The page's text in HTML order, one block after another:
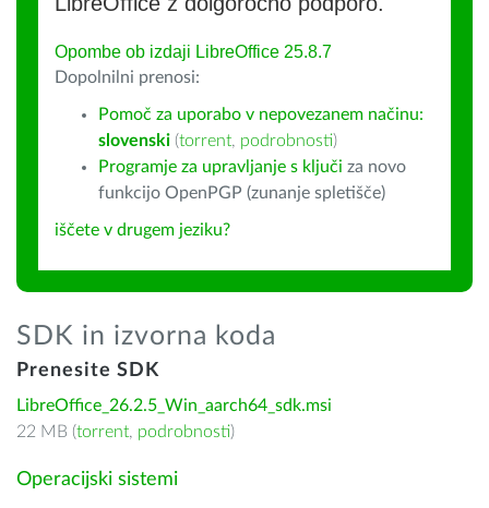
Opombe ob izdaji LibreOffice 25.8.7
Dopolnilni prenosi:
Pomoč za uporabo v nepovezanem načinu:
slovenski (torrent, podrobnosti)
Programje za upravljanje s ključi za novo
funkcijo OpenPGP (zunanje spletišče)
iščete v drugem jeziku?
SDK in izvorna koda
Prenesite SDK
LibreOffice_26.2.5_Win_aarch64_sdk.msi
22 MB (torrent, podrobnosti)
Operacijski sistemi